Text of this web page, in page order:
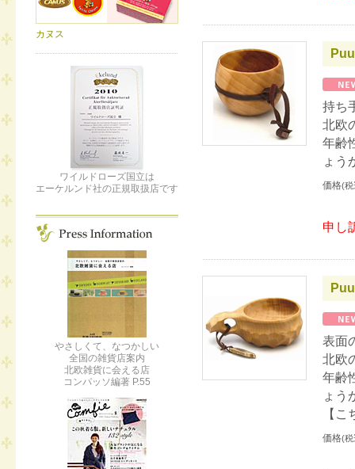
カヌス
ワイルドローズ国立は
エーケルンド社の正規取扱店です
やさしくて、なつかしい
全国の雑貨店案内
北欧雑貨に会える店
コンパッソ編著 P.55
持ち
北欧
年齢
ょう
価格(税
申し
表面
北欧
年齢
ょう
【
価格(税